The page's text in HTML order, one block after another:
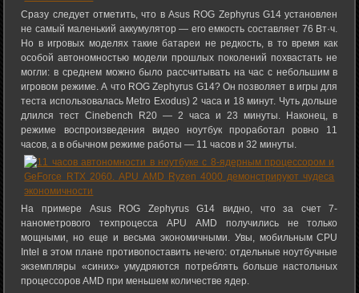
Сразу следует отметить, что в Asus ROG Zephyrus G14 установлен
не самый маленький аккумулятор — его емкость составляет 76 Вт·ч.
Но в игровых моделях такие батареи не редкость, в то время как
особой автономностью модели прошлых поколений похвастать не
могли: в среднем можно было рассчитывать на час с небольшим в
игровом режиме. А что ROG Zephyrus G14? Он позволяет в игры для
теста использовалась Metro Exodus) 2 часа и 18 минут. Чуть дольше
длился тест Cinebench R20 — 2 часа и 23 минуты. Наконец, в
режиме воспроизведения видео ноутбук проработал ровно 11
часов, а в обычном режиме работы — 11 часов и 32 минуты.
На примере Asus ROG Zephyrus G14 видно, что за счет 7-
нанометрового техпроцесса APU AMD получились не только
мощными, но еще и весьма экономичными. Увы, мобильным CPU
Intel в этом плане противопоставить нечего: отдельные ноутбучные
экземпляры «синих» умудряются потреблять больше настольных
процессоров AMD при меньшем количестве ядер.